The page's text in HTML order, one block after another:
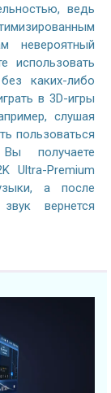
ведь
невероятный
использовать
каких-либо
в 3D-игры
слушая
пользоваться
получаете
Ultra-Premium
а после
вернется